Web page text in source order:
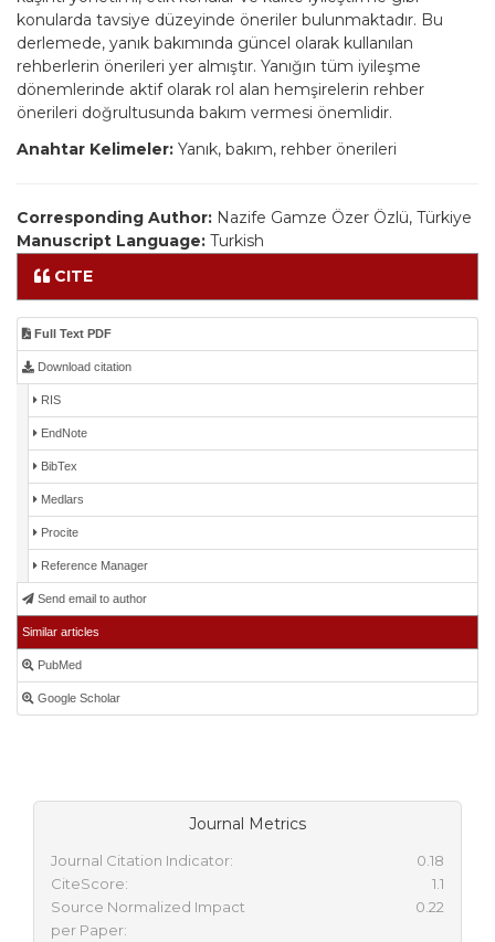
konularda tavsiye düzeyinde öneriler bulunmaktadır. Bu
derlemede, yanık bakımında güncel olarak kullanılan
rehberlerin önerileri yer almıştır. Yanığın tüm iyileşme
dönemlerinde aktif olarak rol alan hemşirelerin rehber
önerileri doğrultusunda bakım vermesi önemlidir.
Anahtar Kelimeler: Yanık, bakım, rehber önerileri
Corresponding Author: Nazife Gamze Özer Özlü, Türkiye
Manuscript Language: Turkish
CITE
Full Text PDF
Download citation
RIS
EndNote
BibTex
Medlars
Procite
Reference Manager
Send email to author
Similar articles
PubMed
Google Scholar
Journal Metrics
Journal Citation Indicator:
0.18
CiteScore:
1.1
Source Normalized Impact
per Paper:
0.22